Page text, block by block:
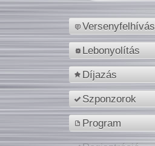
Versenyfelhívás
Lebonyolítás
Díjazás
Szponzorok
Program